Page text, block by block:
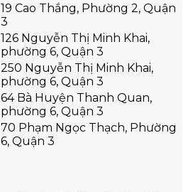
19 Cao Thắng, Phường 2, Quận
3
126 Nguyễn Thị Minh Khai,
phường 6, Quận 3
250 Nguyễn Thị Minh Khai,
phường 6, Quận 3
64 Bà Huyện Thanh Quan,
phường 6, Quận 3
70 Phạm Ngọc Thạch, Phường
6, Quận 3